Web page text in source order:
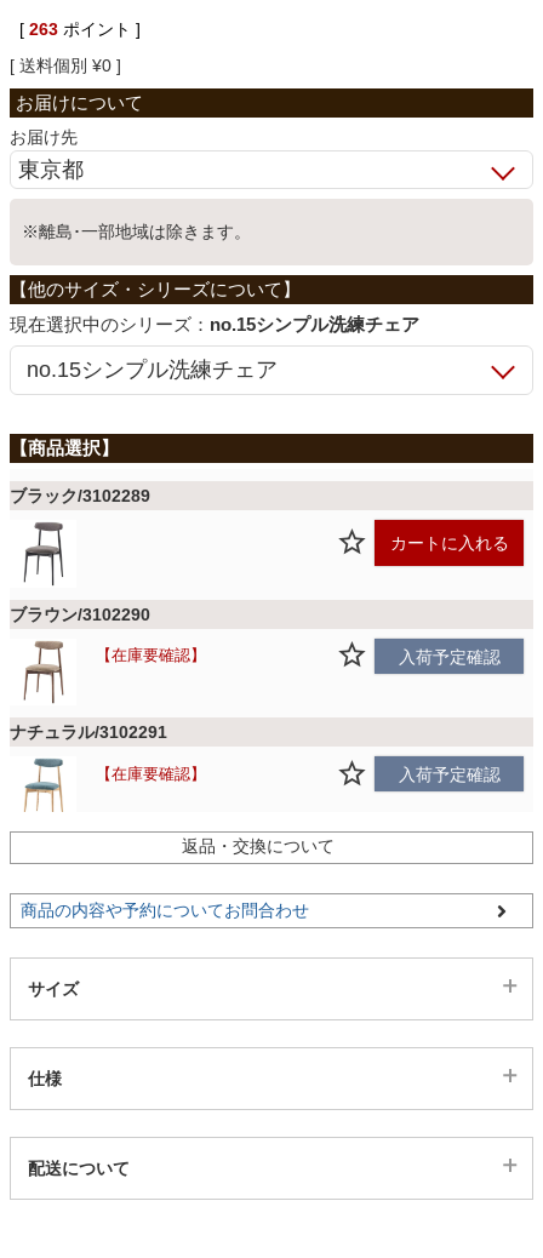
ベッド
収納家具
学習机
ホームオフィス
こたつ
寝具
カーテン
生活用品
キッチン用品
[ 263 ポイント ]
送料個別 ¥0
お届け先
※離島･一部地域は除きます。
シリーズ： no.15シンプル洗練チェア
ブラック/3102289
カートに入れる
ブラウン/3102290
在庫要確認 入荷予定確認
ナチュラル/3102291
在庫要確認 入荷予定確認
返品・交換について
商品の内容や予約についてお問合わせ
サイズ
仕様
3102289
配送について